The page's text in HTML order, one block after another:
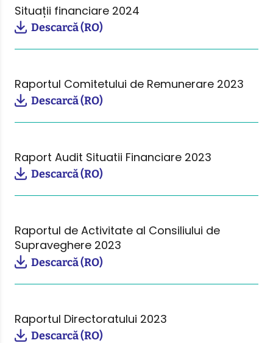
Situații financiare 2024
Descarcă (RO)
Raportul Comitetului de Remunerare 2023
Descarcă (RO)
Raport Audit Situatii Financiare 2023
Descarcă (RO)
Raportul de Activitate al Consiliului de
Supraveghere 2023
Descarcă (RO)
Raportul Directoratului 2023
Descarcă (RO)